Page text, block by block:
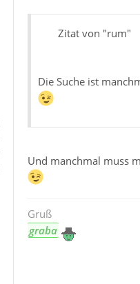
Zitat von "rum"
Die Suche ist
Und manchmal muss
Gruß
graba